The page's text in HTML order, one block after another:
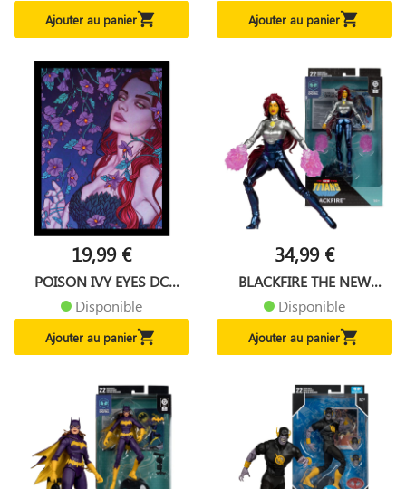
Ajouter au panier Ajouter au panier
19,99 €
POISON IVY EYES DC
COMICS...
Disponible
Ajouter au panier
34,99 €
BLACKFIRE THE NEW
TEEN...
Disponible
Ajouter au panier